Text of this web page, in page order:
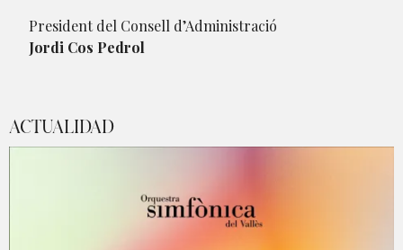
President del Consell d’Administració
Jordi Cos Pedrol
ACTUALIDAD